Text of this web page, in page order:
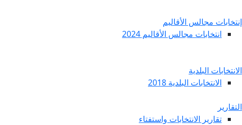
إنتخابات مجالس الأقاليم
انتخابات مجالس الأقاليم 2024
الانتخابات البلدية
الانتخابات البلدية 2018
التقارير
تقارير الانتخابات واستفتاء